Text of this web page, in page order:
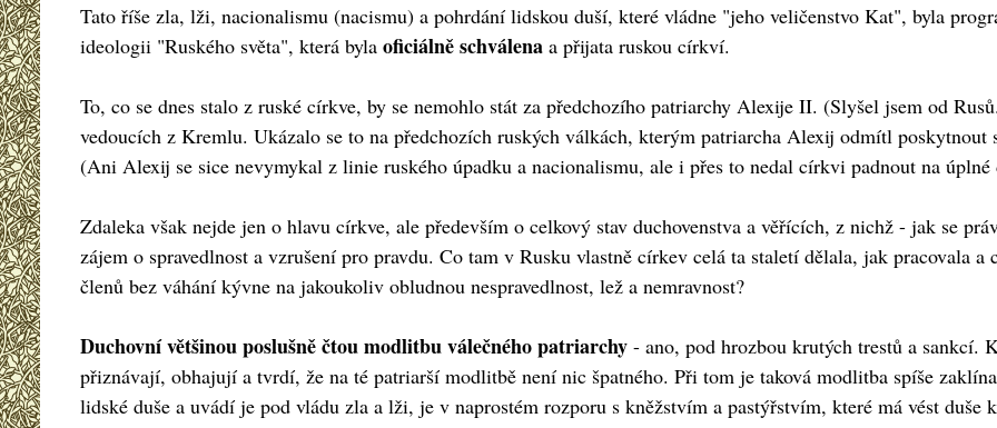
Tato říše zla, lži, nacionalismu (nacismu) a pohrdání lidskou duší, které vládne "jeho veličenstvo Kat", byla
ideologii "Ruského světa", která byla oficiálně schválena a přijata ruskou církví.
To, co se dnes stalo z ruské církve, by se nemohlo stát za předchozího patriarchy Alexije II. (Slyšel jsem od
vedoucích z Kremlu. Ukázalo se to na předchozích ruských válkách, kterým patriarcha Alexij odmítl
(Ani Alexij se sice nevymykal z linie ruského úpadku a nacionalismu, ale i přes to nedal církvi padnout na úplné
Zdaleka však nejde jen o hlavu církve, ale především o celkový stav duchovenstva a věřících, z nichž - jak se
zájem o spravedlnost a vzrušení pro pravdu. Co tam v Rusku vlastně církev celá ta staletí dělala, jak pracovala
členů bez váhání kývne na jakoukoliv obludnou nespravedlnost, lež a nemravnost?
Duchovní většinou poslušně čtou modlitbu válečného patriarchy - ano, pod hrozbou krutých trestů a sankcí.
přiznávají, obhajují a tvrdí, že na té patriarší modlitbě není nic špatného. Při tom je taková modlitba spíše
lidské duše a uvádí je pod vládu zla a lži, je v naprostém rozporu s kněžstvím a pastýřstvím, které má vést